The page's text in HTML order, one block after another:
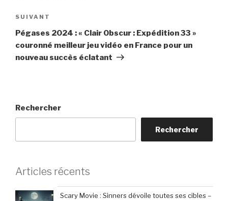
Article
suivant
SUIVANT
Pégases 2024 : « Clair Obscur : Expédition 33 »
couronné meilleur jeu vidéo en France pour un
nouveau succès éclatant
Rechercher
Rechercher
Articles récents
Scary Movie : Sinners dévoile toutes ses cibles –